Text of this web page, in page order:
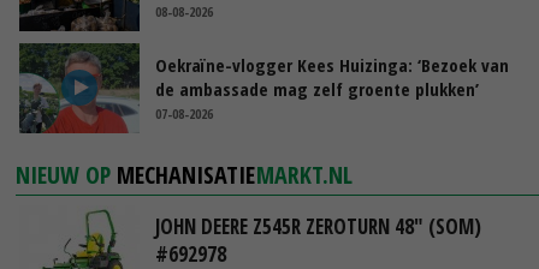
08-08-2026
Oekraïne-vlogger Kees Huizinga: ‘Bezoek van
de ambassade mag zelf groente plukken’
07-08-2026
NIEUW OP MECHANISATIEMARKT.NL
JOHN DEERE Z545R ZEROTURN 48" (SOM)
#692978